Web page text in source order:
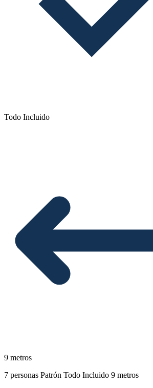
Todo Incluido
9 metros
7 personas Patrón Todo Incluido 9 metros